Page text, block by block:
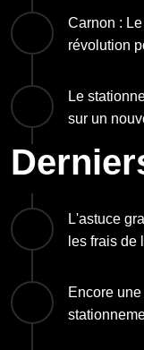
Carnon :
révolution
Le
sur un
L'astuce
les frais de
Encore